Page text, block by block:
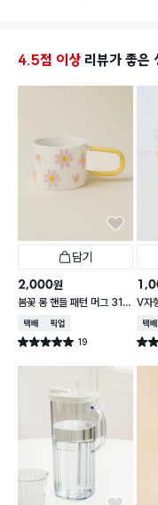
4.5점 이상 리뷰가 좋은
담기
2,000원
봄꽃 롱 핸들 패턴 머그 310
ml
택배배송매장픽업
별점 5.0점 19
건 작성
V자
택
별점